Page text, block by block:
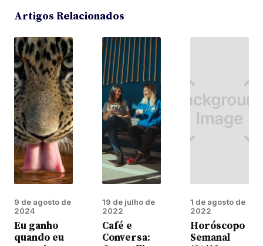
Artigos Relacionados
9 de agosto de
2024
Eu ganho
quando eu
19 de julho de
2022
Café e
Conversa:
1 de agosto de
2022
Horóscopo
Semanal